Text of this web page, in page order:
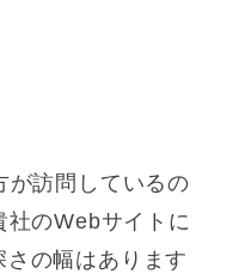
が訪問しているの
社のWebサイトに
の幅はあります